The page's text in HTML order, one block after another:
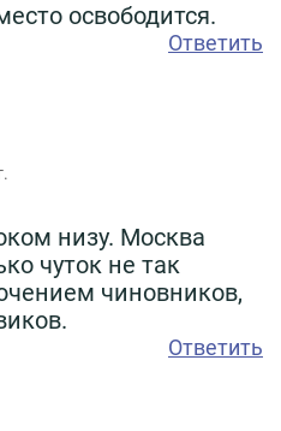
освободится.
Ответить
низу. Москва
чуток не так
чиновников,
Ответить